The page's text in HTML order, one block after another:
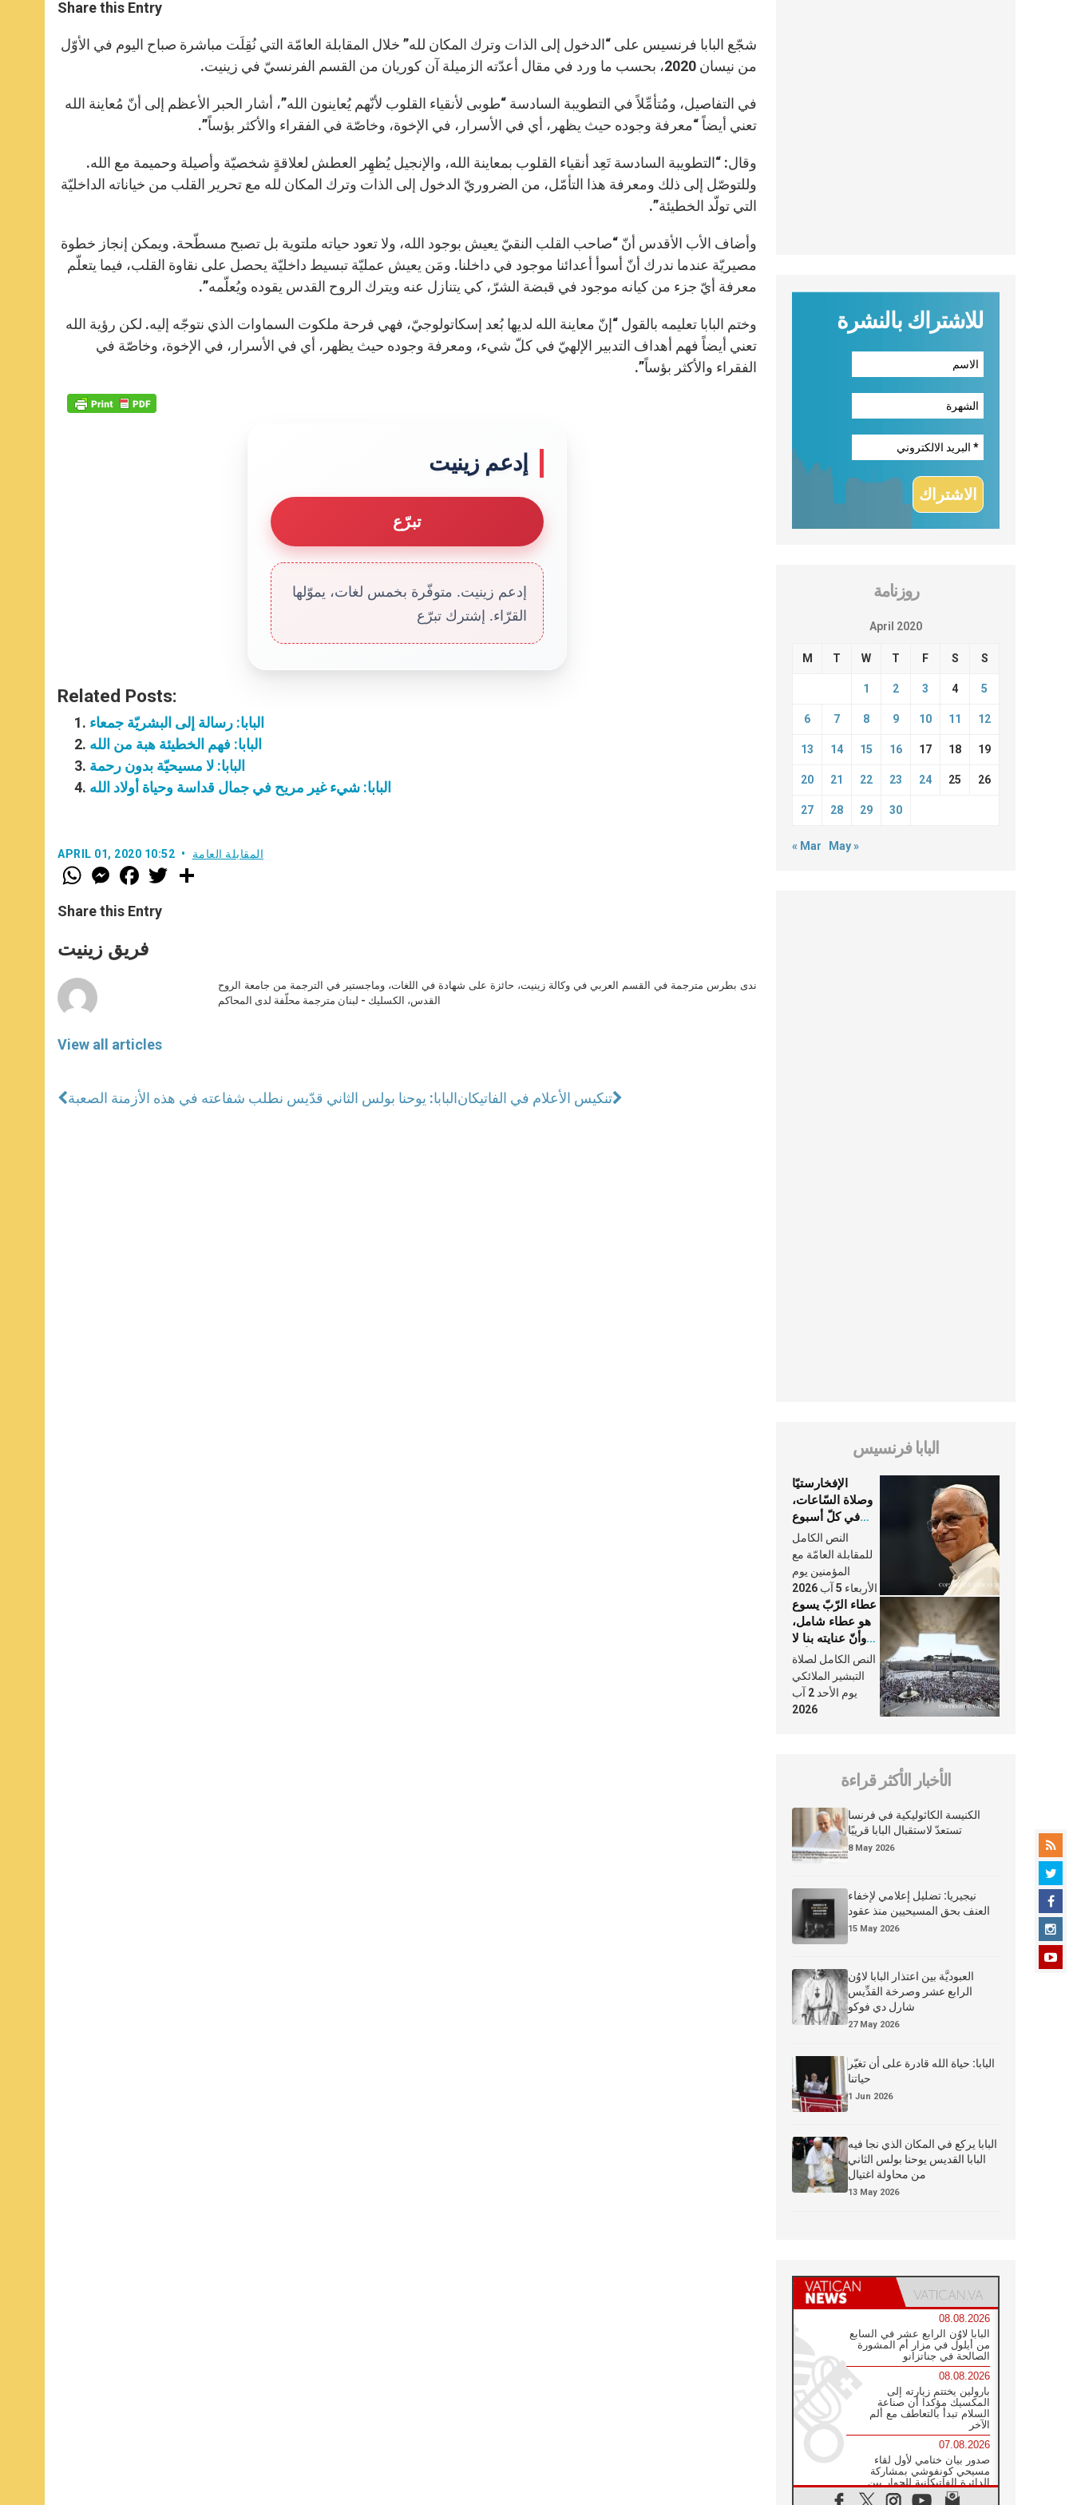
s
p
p
e
g
e
b
o
k
r
Share this Entry
شجّع البابا فرنسيس على “الدخول إلى الذات وترك المكان لله” خلال المقابلة العامّة التي نُقِلَت مباشرة صباح اليوم في الأوّل
من نيسان 2020، بحسب ما ورد في مقال أعدّته الزميلة آن كوريان من القسم الفرنسيّ في زينيت.
في التفاصيل، ومُتأمِّلاً في التطويبة السادسة “طوبى لأنقياء القلوب لأنّهم يُعاينون الله”، أشار الحبر الأعظم إلى أنّ مُعاينة الله
تعني أيضاً “معرفة وجوده حيث يظهر، أي في الأسرار، في الإخوة، وخاصّة في الفقراء والأكثر بؤساً”.
وقال: “التطويبة السادسة تَعِد أنقياء القلوب بمعاينة الله، والإنجيل يُظهِر العطش لعلاقةٍ شخصيّة وأصيلة وحميمة مع الله.
وللتوصّل إلى ذلك ومعرفة هذا التأمّل، من الضروريّ الدخول إلى الذات وترك المكان لله مع تحرير القلب من خياناته الداخليّة
التي تولّد الخطيئة”.
وأضاف الأب الأقدس أنّ “صاحب القلب النقيّ يعيش بوجود الله، ولا تعود حياته ملتوية بل تصبح مسطّحة. ويمكن إنجاز خطوة
مصيريّة عندما ندرك أنّ أسوأ أعدائنا موجود في داخلنا. ومَن يعيش عمليّة تبسيط داخليّة يحصل على نقاوة القلب، فيما يتعلّم
معرفة أيّ جزء من كيانه موجود في قبضة الشرّ، كي يتنازل عنه ويترك الروح القدس يقوده ويُعلّمه”.
وختم البابا تعليمه بالقول “إنّ معاينة الله لديها بُعد إسكاتولوجيّ، فهي فرحة ملكوت السماوات الذي نتوجّه إليه. لكن رؤية الله
تعني أيضاً فهم أهداف التدبير الإلهيّ في كلّ شيء، ومعرفة وجوده حيث يظهر، أي في الأسرار، في الإخوة، وخاصّة في
الفقراء والأكثر بؤساً”.
إدعم زينيت
تبرّع
إدعم زينيت. متوفّرة بخمس لغات، يموّلها
القرّاء. إشترك تبرّع
Related Posts:
البابا: رسالة إلى البشريّة جمعاء
البابا: فهم الخطيئة هبة من الله
البابا: لا مسيحيّة بدون رحمة
البابا: شيء غير مريح في جمال قداسة وحياة أولاد الله
APRIL 01, 2020 10:52 المقابلة العامة
W
h
t
s
p
p
M
e
s
e
g
e
F
a
e
b
o
k
w
Share this Entry
فريق زينيت
View all articles
ندى بطرس مترجمة في القسم العربي في وكالة زينيت، حائزة على شهادة في اللغات، وماجستير في الترجمة من جامعة الروح
القدس، الكسليك - لبنان مترجمة محلّفة لدى المحاكم
البابا: يوحنا بولس الثاني قدّيس نطلب شفاعته في هذه الأزمنة الصعبةتنكيس الأعلام في الفاتيكان
للاشتراك بالنشرة
روزنامة
April 2020
M T W T F S S
1 2 3 4 5
6 7 8 9 10 11 12
13 14 15 16 17 18 19
20 21 22 23 24 25 26
27 28 29 30
« Mar May »
البابا فرنسيس
الإفخارستيّا
وصلاة السّاعات،
في كلّ أسبوع
وكلّ يوم، هما
النَّفَس في حياة
الكنيسة
النص الكامل
للمقابلة العامّة مع
المؤمنين يوم
الأربعاء 5 آب 2026
عطاء الرّبّ يسوع
هو عطاء شامل،
وأنّ عنايته بنا لا
تغيب عنّا أبدًا
النص الكامل لصلاة
التبشير الملائكي
يوم الأحد 2 آب
2026
الأخبار الأكثر قراءة
الكنيسة الكاثوليكية في فرنسا
تستعدّ لاستقبال البابا قريبًا
8 May 2026
نيجيريا: تضليل إعلامي لإخفاء
العنف بحق المسيحيين منذ عقود
15 May 2026
العبوديَّة بين اعتذار البابا لاوُن
الرابع عشر وصرخة القدِّيس
شارل دي فوكو
27 May 2026
البابا: حياة الله قادرة على أن تغيّر
حياتنا
1 Jun 2026
البابا يركع في المكان الذي نجا فيه
البابا القديس يوحنا بولس الثاني
من محاولة اغتيال
13 May 2026
08.08.2026
البابا لاوُن الرابع عشر في السابع
من أيلول في مزار أم المشورة
الصالحة في جناتزانو
08.08.2026
بارولين يختتم زيارته إلى
المكسيك مؤكدا أن صناعة
السلام تبدأ بالتعاطف مع ألم
الآخر
07.08.2026
صدور بيان ختامي لأول لقاء
مسيحي كونفوشي بمشاركة
الدائرة الفاتيكانية للحوار بين